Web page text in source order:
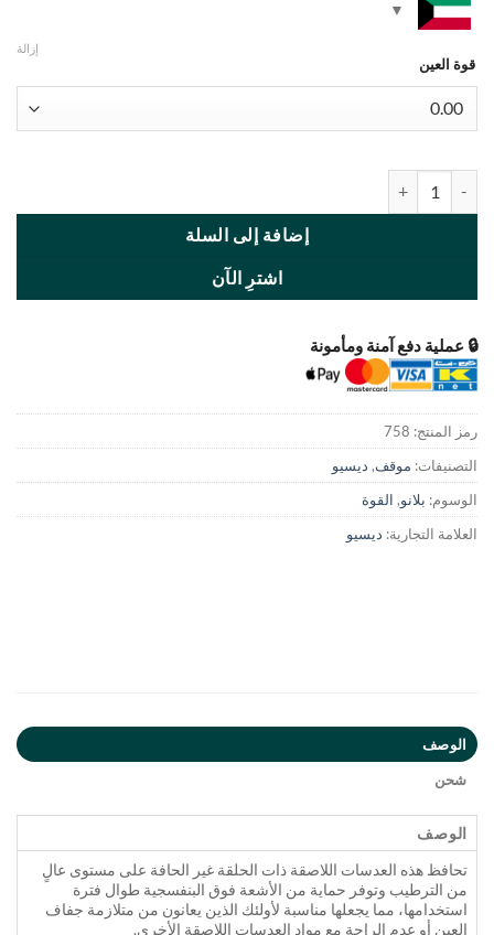
قوة العين
إزالة
إضافة إلى السلة
اشترِ الآن
🔒 عملية دفع آمنة ومأمونة
رمز المنتج: 758
التصنيفات: موقف, ديسيو
الوسوم: بلانو, القوة
العلامة التجارية: ديسيو
الوصف
شحن
الوصف
تحافظ هذه العدسات اللاصقة ذات الحلقة غير الحافة على مستوى عالٍ
من الترطيب وتوفر حماية من الأشعة فوق البنفسجية طوال فترة
استخدامها، مما يجعلها مناسبة لأولئك الذين يعانون من متلازمة جفاف
العين أو عدم الراحة مع مواد العدسات اللاصقة الأخرى.